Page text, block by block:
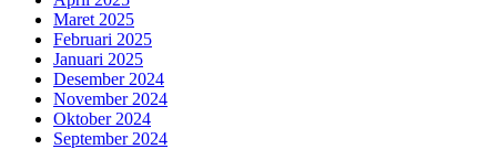
Maret 2025
Februari 2025
Januari 2025
Desember 2024
November 2024
Oktober 2024
September 2024